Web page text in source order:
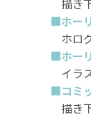
■ホー
ホロ
■ホー
イラ
■コミ
描き